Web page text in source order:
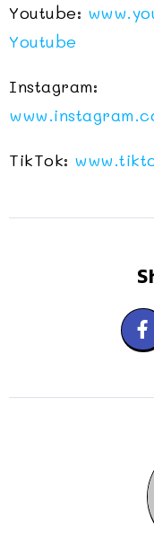
Youtube:
Youtube
Instagram:
TikTok: